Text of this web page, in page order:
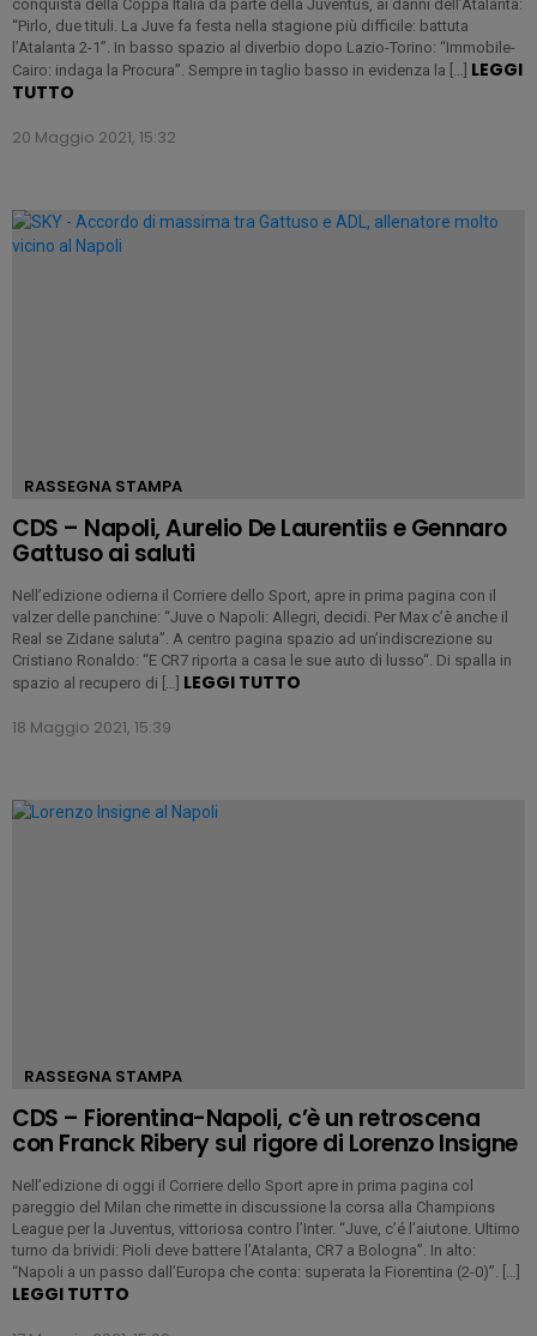
conquista della Coppa Italia da parte della Juventus, ai danni dell’Atalanta:
“Pirlo, due tituli. La Juve fa festa nella stagione più difficile: battuta
l’Atalanta 2-1”. In basso spazio al diverbio dopo Lazio-Torino: “Immobile-
Cairo: indaga la Procura”. Sempre in taglio basso in evidenza la […] LEGGI
TUTTO
20 Maggio 2021, 15:32
RASSEGNA STAMPA
CDS – Napoli, Aurelio De Laurentiis e Gennaro
Gattuso ai saluti
Nell’edizione odierna il Corriere dello Sport, apre in prima pagina con il
valzer delle panchine: “Juve o Napoli: Allegri, decidi. Per Max c’è anche il
Real se Zidane saluta”. A centro pagina spazio ad un’indiscrezione su
Cristiano Ronaldo: “E CR7 riporta a casa le sue auto di lusso“. Di spalla in
spazio al recupero di […] LEGGI TUTTO
18 Maggio 2021, 15:39
RASSEGNA STAMPA
CDS – Fiorentina-Napoli, c’è un retroscena
con Franck Ribery sul rigore di Lorenzo Insigne
Nell’edizione di oggi il Corriere dello Sport apre in prima pagina col
pareggio del Milan che rimette in discussione la corsa alla Champions
League per la Juventus, vittoriosa contro l’Inter. “Juve, c’é l’aiutone. Ultimo
turno da brividi: Pioli deve battere l’Atalanta, CR7 a Bologna”. In alto:
“Napoli a un passo dall’Europa che conta: superata la Fiorentina (2-0)”. […]
LEGGI TUTTO